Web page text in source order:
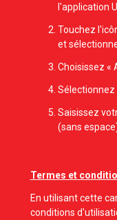
l'application
Touchez
et
Choisissez «
Sélectionnez
Saisissez
(sans
Termes et
En utilisant cette
conditions